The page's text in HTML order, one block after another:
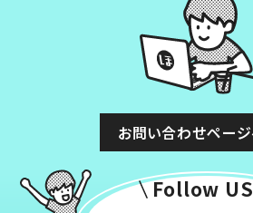
お問い合わせペー
Follow